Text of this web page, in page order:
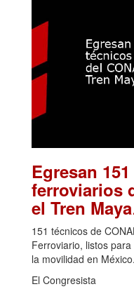
Egresan
ferroviarios
el Tren Maya
151 técnicos de
Ferroviario, listos
la movilidad en México.
El Congresista